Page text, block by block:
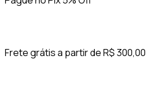
Frete grátis a partir de R$ 300,00